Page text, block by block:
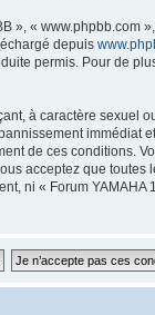
« www.phpbb.com
depuis
permis. Pour de
à caractère sexuel
immédiat
de ces conditions.
acceptez que
ni « Forum